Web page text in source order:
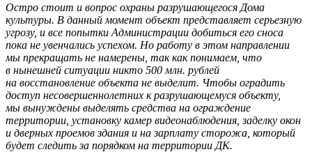
Остро стоит и вопрос охраны разрушающегося Дома
культуры. В данный момент объект представляет серьезную
угрозу, и все попытки Администрации добиться его сноса
пока не увенчались успехом. Но работу в этом направлении
мы прекращать не намерены, так как понимаем, что
в нынешней ситуации никто 500 млн. рублей
на восстановление объекта не выделит. Чтобы оградить
доступ несовершеннолетних к разрушающемуся объекту,
мы вынуждены выделять средства на ограждение
территории, установку камер видеонаблюдения, заделку окон
и дверных проемов здания и на зарплату сторожа, который
будет следить за порядком на территории ДК.